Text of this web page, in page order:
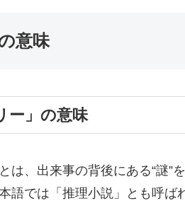
意味
ー」の意味
は、出来事の背後にある“謎
語では「推理小説」とも呼ば